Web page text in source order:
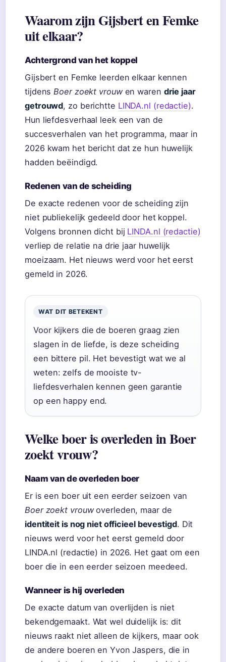
Waarom zijn Gijsbert en Femke
uit elkaar?
Achtergrond van het koppel
Gijsbert en Femke leerden elkaar kennen
tijdensBoer zoekt vrouwen waren drie jaar
getrouwd, zo berichtte LINDA.nl (redactie).
Hun liefdesverhaal leek een van de
succesverhalen van het programma, maar in
2026 kwam het bericht dat ze hun huwelijk
hadden beëindigd.
Redenen van de scheiding
De exacte redenen voor de scheiding zijn
niet publiekelijk gedeeld door het koppel.
Volgens bronnen dicht bij LINDA.nl (redactie)
verliep de relatie na drie jaar huwelijk
moeizaam. Het nieuws werd voor het eerst
gemeld in 2026.
WAT DIT BETEKENT
Voor kijkers die de boeren graag zien
slagen in de liefde, is deze scheiding
een bittere pil. Het bevestigt wat we al
weten: zelfs de mooiste tv-
liefdesverhalen kennen geen garantie
op een happy end.
Welke boer is overleden in Boer
zoekt vrouw?
Naam van de overleden boer
Er is een boer uit een eerder seizoen van
Boer zoekt vrouwoverleden, maar de
identiteit is nog niet officieel bevestigd. Dit
nieuws werd voor het eerst gemeld door
LINDA.nl (redactie) in 2026. Het gaat om een
boer die in een eerder seizoen meedeed.
Wanneer is hij overleden
De exacte datum van overlijden is niet
bekendgemaakt. Wat wel duidelijk is: dit
nieuws raakt niet alleen de kijkers, maar ook
de andere boeren en Yvon Jaspers, die in